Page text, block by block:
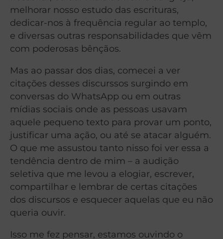
melhorar nosso estudo das escrituras,
dedicar-nos à frequência regular ao templo,
e diversas outras responsabilidades que vêm
com poderosas bênçãos.
Mas ao passar dos dias, comecei a ver
citações desses discurssos surgindo em
conversas do WhatsApp ou em outras
mídias sociais onde as pessoas usavam
aquele pequeno texto para provar um ponto,
justificar uma ação, ou até se atacar alguém.
O que me assustou tanto nisso foi ver essa a
tendência dentro de mim – a audição
seletiva que me levou a elogiar, escrever,
compartilhar e lembrar de certas citações
dos discursos e esquecer aquelas que eu não
queria ouvir.
Isso me fez pensar, estamos ouvindo o